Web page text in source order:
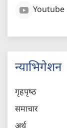
Youtube
न्याभिगेशन
गृहपृष्‍ठ
समाचार